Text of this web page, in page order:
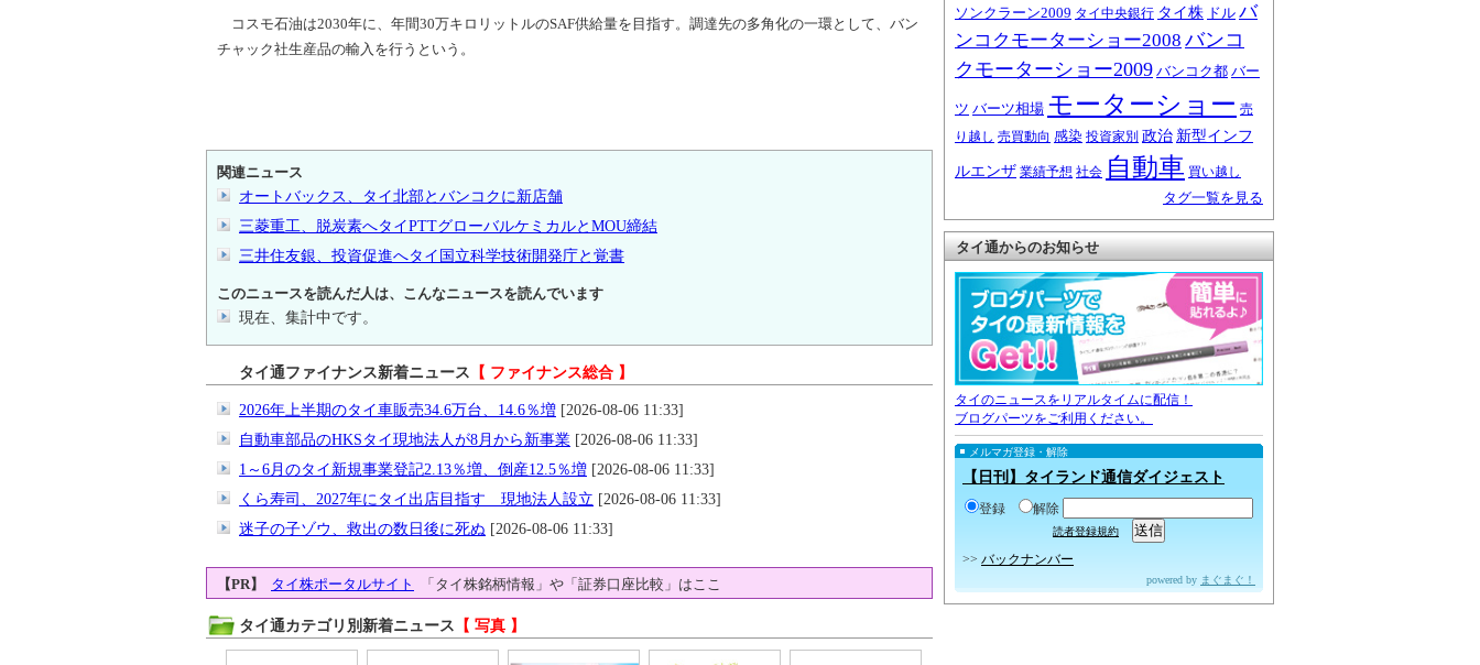
コスモ石油は2030年に、年間30万キロリットルのSAF供給量を目指す。調達先の多角化の一環として、バン
チャック社生産品の輸入を行うという。
関連ニュース
オートバックス、タイ北部とバンコクに新店舗
三菱重工、脱炭素へタイPTTグローバルケミカルとMOU締結
三井住友銀、投資促進へタイ国立科学技術開発庁と覚書
このニュースを読んだ人は、こんなニュースを読んでいます
現在、集計中です。
タイ通ファイナンス新着ニュース 【 ファイナンス総合 】
2026年上半期のタイ車販売34.6万台、14.6％増 [2026-08-06 11:33]
自動車部品のHKSタイ現地法人が8月から新事業 [2026-08-06 11:33]
1～6月のタイ新規事業登記2.13％増、倒産12.5％増 [2026-08-06 11:33]
くら寿司、2027年にタイ出店目指す 現地法人設立 [2026-08-06 11:33]
迷子の子ゾウ、救出の数日後に死ぬ [2026-08-06 11:33]
【PR】 タイ株ポータルサイト 「タイ株銘柄情報」や「証券口座比較」はここ
タイ通カテゴリ別新着ニュース 【 写真 】
ソンクラーン2009 タイ中央銀行 タイ株 ドル バ
ンコクモーターショー2008 バンコ
クモーターショー2009 バンコク都 バー
ツ バーツ相場 モーターショー 売
り越し 売買動向 感染 投資家別 政治 新型インフ
ルエンザ 業績予想 社会 自動車 買い越し
タグ一覧を見る
タイ通からのお知らせ
タイのニュースをリアルタイムに配信！
ブログパーツをご利用ください。
メルマガ登録・解除
【日刊】タイランド通信ダイジェスト
登録 解除
読者登録規約
>> バックナンバー
powered by まぐまぐ！